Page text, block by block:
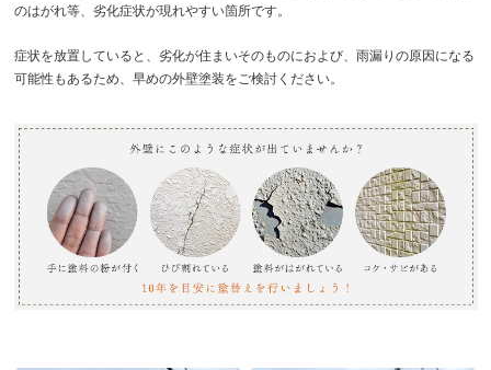
のはがれ等、劣化症状が現れやすい箇所です。
症状を放置していると、劣化が住まいそのものにおよび、雨漏りの原因になる
可能性もあるため、早めの外壁塗装をご検討ください。